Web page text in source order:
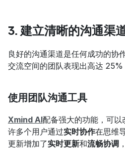
3. 建立清晰的沟通渠
良好的沟通渠道是任何成功的协
交流空间的团队表现出高达 25%
使用团队沟通工具
Xmind AI配备强大的功能，可
许多个用户通过实时协作在思维
更新增加了实时更新和流畅协调